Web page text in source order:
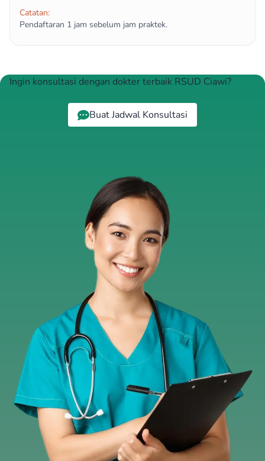
Catatan:
Pendaftaran 1 jam sebelum jam praktek.
Ingin konsultasi dengan dokter terbaik RSUD Ciawi?
Buat Jadwal Konsultasi